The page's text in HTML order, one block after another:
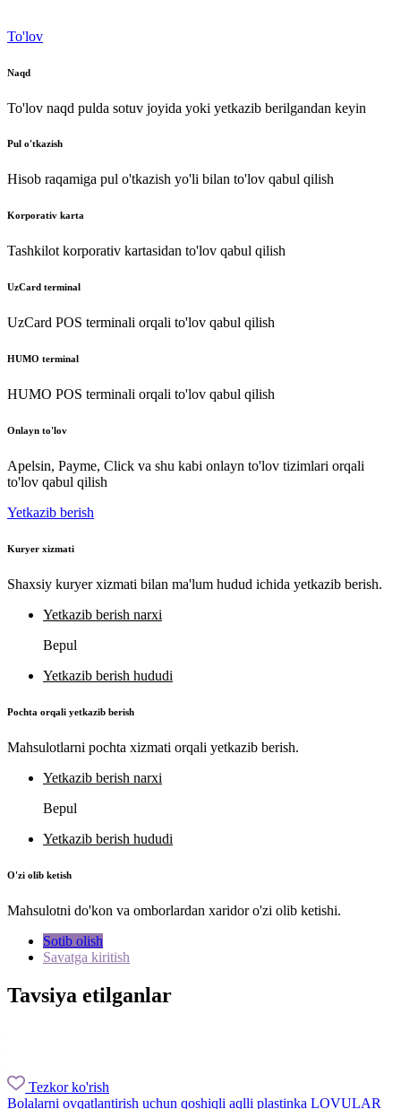
To'lov
Naqd
To'lov naqd pulda sotuv joyida yoki yetkazib berilgandan keyin
Pul o'tkazish
Hisob raqamiga pul o'tkazish yo'li bilan to'lov qabul qilish
Korporativ karta
Tashkilot korporativ kartasidan to'lov qabul qilish
UzCard terminal
UzCard POS terminali orqali to'lov qabul qilish
HUMO terminal
HUMO POS terminali orqali to'lov qabul qilish
Onlayn to'lov
Apelsin, Payme, Click va shu kabi onlayn to'lov tizimlari orqali
to'lov qabul qilish
Yetkazib berish
Kuryer xizmati
Shaxsiy kuryer xizmati bilan ma'lum hudud ichida yetkazib berish.
Yetkazib berish narxi
Bepul
Yetkazib berish hududi
Pochta orqali yetkazib berish
Mahsulotlarni pochta xizmati orqali yetkazib berish.
Yetkazib berish narxi
Bepul
Yetkazib berish hududi
O'zi olib ketish
Mahsulotni do'kon va omborlardan xaridor o'zi olib ketishi.
Sotib olish
Savatga kiritish
Tavsiya etilganlar
Tezkor ko'rish
Bolalarni ovqatlantirish uchun qoshiqli aqlli plastinka LOVULAR